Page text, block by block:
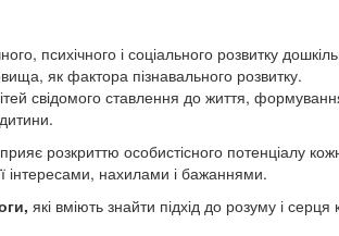
психічного і соціального розвитку
як фактора пізнавального розвитку.
свідомого ставлення до життя,
розкриттю особистісного потенціалу
інтересами, нахилами і бажаннями.
які вміють знайти підхід до розуму і серця